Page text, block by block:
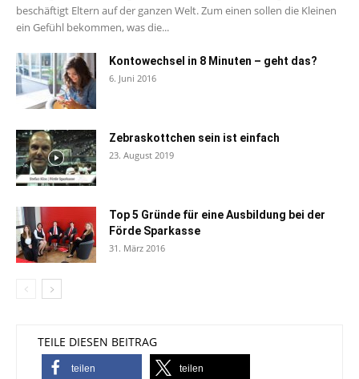
beschäftigt Eltern auf der ganzen Welt. Zum einen sollen die Kleinen
ein Gefühl bekommen, was die...
Kontowechsel in 8 Minuten – geht das?
6. Juni 2016
Zebraskottchen sein ist einfach
23. August 2019
Top 5 Gründe für eine Ausbildung bei der
Förde Sparkasse
31. März 2016
TEILE DIESEN BEITRAG
teilen teilen